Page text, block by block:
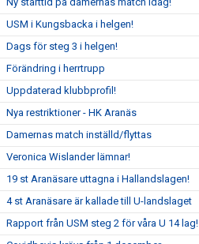
USM i Kungsbacka i helgen!
Dags för steg 3 i helgen!
Förändring i herrtrupp
Uppdaterad klubbprofil!
Nya restriktioner - HK Aranäs
Damernas match inställd/flyttas
Veronica Wislander lämnar!
19 st Aranäsare uttagna i Hallandslagen!
4 st Aranäsare är kallade till U-landslaget
Rapport från USM steg 2 för våra U 14 lag!